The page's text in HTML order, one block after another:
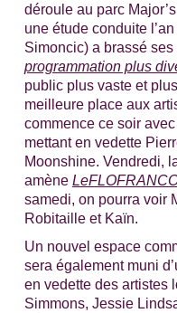
déroule au parc
une étude conduite
Simoncic) a brassé
programmation plus
public plus vaste et
meilleure place aux
commence ce soir
mettant en vedette
Moonshine. Vendredi,
amène
samedi, on pourra voir
Robitaille et Kaïn.
Un nouvel espace
sera également muni
en vedette des artistes
Simmons, Jessie